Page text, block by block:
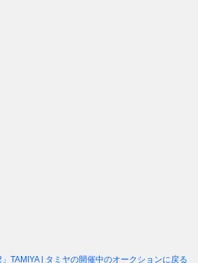
」TAMIYA | タミヤの開催中のオークションに戻る